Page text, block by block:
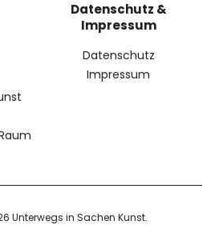
Datenschutz &
Impressum
Datenschutz
Impressum
Unterwegs in Sachen Kunst